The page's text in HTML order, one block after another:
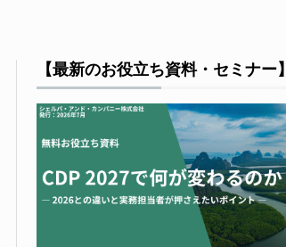
【最新のお役立ち資料・セミナー】